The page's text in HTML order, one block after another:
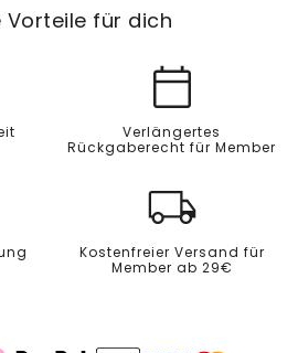
Vorteile für dich
Verlängertes
Rückgaberecht für Member
Kostenfreier Versand für
Member ab 29€